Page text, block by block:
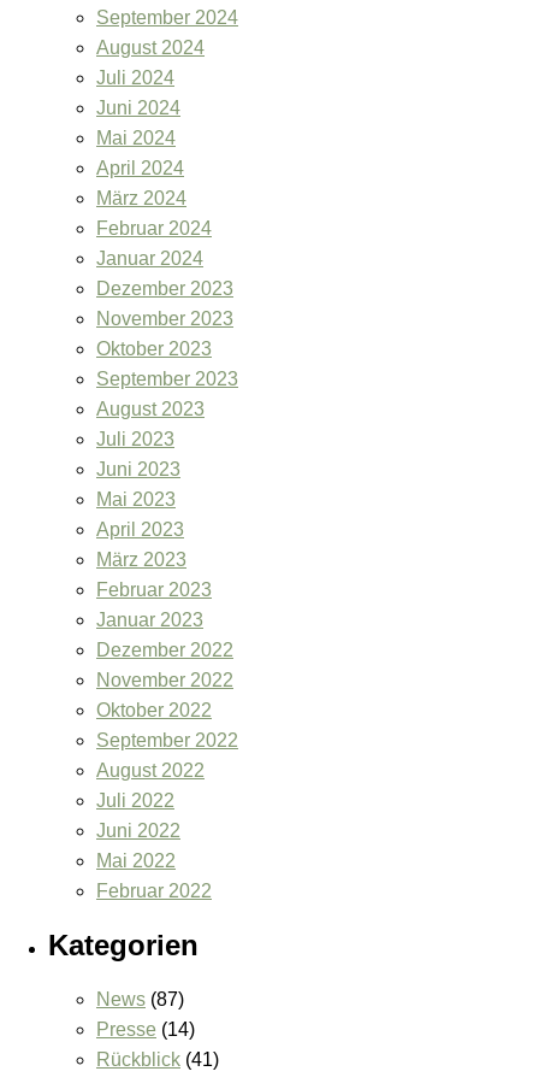
September 2024
August 2024
Juli 2024
Juni 2024
Mai 2024
April 2024
März 2024
Februar 2024
Januar 2024
Dezember 2023
November 2023
Oktober 2023
September 2023
August 2023
Juli 2023
Juni 2023
Mai 2023
April 2023
März 2023
Februar 2023
Januar 2023
Dezember 2022
November 2022
Oktober 2022
September 2022
August 2022
Juli 2022
Juni 2022
Mai 2022
Februar 2022
Kategorien
News (87)
Presse (14)
Rückblick (41)